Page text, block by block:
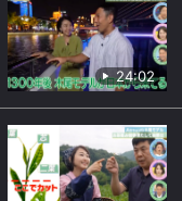
24:02